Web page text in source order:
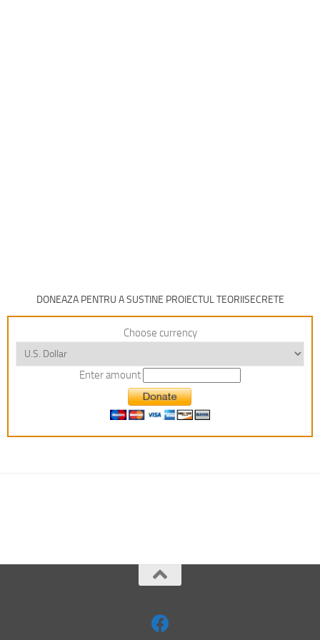
DONEAZA PENTRU A SUSTINE PROIECTUL TEORIISECRETE
Choose currency
Enter amount